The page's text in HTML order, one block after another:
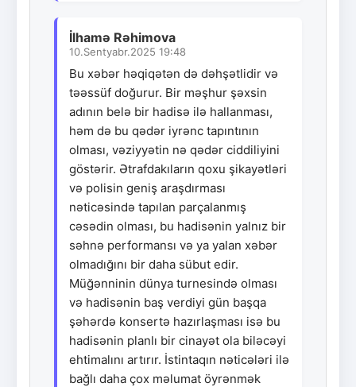
İlhamə Rəhimova
10.Sentyabr.2025 19:48
Bu xəbər həqiqətən də dəhşətlidir və
təəssüf doğurur. Bir məşhur şəxsin
adının belə bir hadisə ilə hallanması,
həm də bu qədər iyrənc tapıntının
olması, vəziyyətin nə qədər ciddiliyini
göstərir. Ətrafdakıların qoxu şikayətləri
və polisin geniş araşdırması
nəticəsində tapılan parçalanmış
cəsədin olması, bu hadisənin yalnız bir
səhnə performansı və ya yalan xəbər
olmadığını bir daha sübut edir.
Müğənninin dünya turnesində olması
və hadisənin baş verdiyi gün başqa
şəhərdə konsertə hazırlaşması isə bu
hadisənin planlı bir cinayət ola biləcəyi
ehtimalını artırır. İstintaqın nəticələri ilə
bağlı daha çox məlumat öyrənmək